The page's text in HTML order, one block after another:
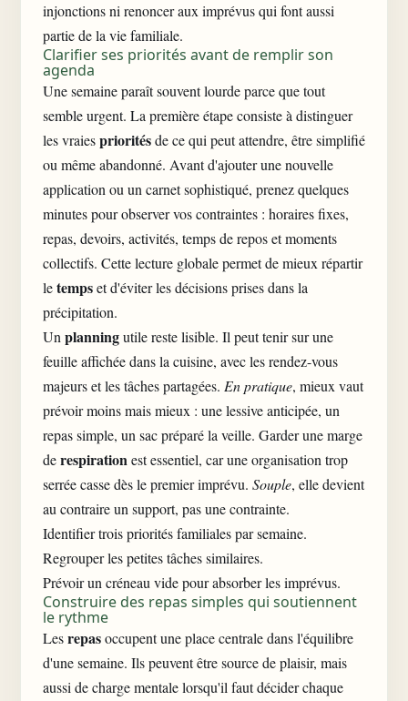
injonctions ni renoncer aux imprévus qui font aussi
partie de la vie familiale.
Clarifier ses priorités avant de remplir son
agenda
Une semaine paraît souvent lourde parce que tout
semble urgent. La première étape consiste à distinguer
les vraiesprioritésde ce qui peut attendre, être simplifié
ou même abandonné. Avant d'ajouter une nouvelle
application ou un carnet sophistiqué, prenez quelques
minutes pour observer vos contraintes : horaires fixes,
repas, devoirs, activités, temps de repos et moments
collectifs. Cette lecture globale permet de mieux répartir
letempset d'éviter les décisions prises dans la
précipitation.
Un planningutile reste lisible. Il peut tenir sur une
feuille affichée dans la cuisine, avec les rendez-vous
majeurs et les tâches partagées. En pratique, mieux vaut
prévoir moins mais mieux : une lessive anticipée, un
repas simple, un sac préparé la veille. Garder une marge
derespirationest essentiel, car une organisation trop
serrée casse dès le premier imprévu. Souple, elle devient
au contraire un support, pas une contrainte.
Identifier trois priorités familiales par semaine.
Regrouper les petites tâches similaires.
Prévoir un créneau vide pour absorber les imprévus.
Construire des repas simples qui soutiennent
le rythme
Lesrepasoccupent une place centrale dans l'équilibre
d'une semaine. Ils peuvent être source de plaisir, mais
aussi de charge mentale lorsqu'il faut décider chaque